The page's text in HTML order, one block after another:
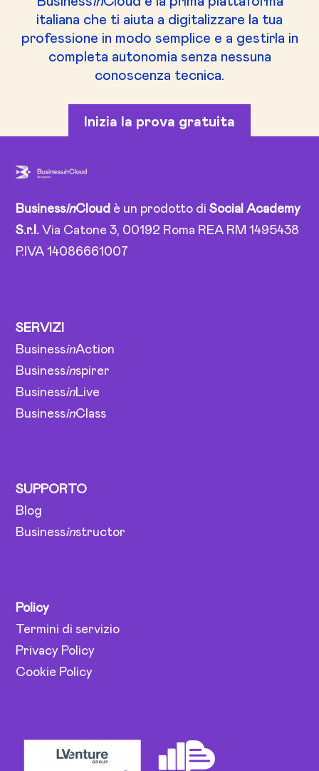
italiana che ti aiuta a digitalizzare la tua
professione in modo semplice e a gestirla in
completa autonomia senza nessuna
conoscenza tecnica.
Inizia la prova gratuita
BusinessinCloud è un prodotto di Social Academy
S.r.l. Via Catone 3, 00192 Roma REA RM 1495438
P.IVA 14086661007
SERVIZI
BusinessinAction
Businessinspirer
BusinessinLive
BusinessinClass
SUPPORTO
Blog
Businessinstructor
Policy
Termini di servizio
Privacy Policy
Cookie Policy